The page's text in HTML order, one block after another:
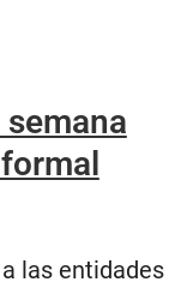
las entidades